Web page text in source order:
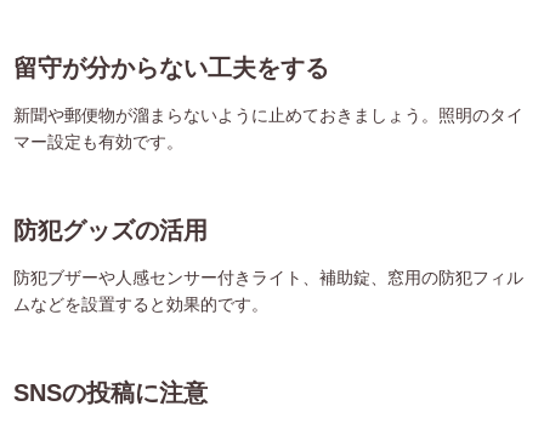
留守が分からない工夫をする
新聞や郵便物が溜まらないように止めておきましょう。照明のタイ
マー設定も有効です。
防犯グッズの活用
防犯ブザーや人感センサー付きライト、補助錠、窓用の防犯フィル
ムなどを設置すると効果的です。
SNSの投稿に注意